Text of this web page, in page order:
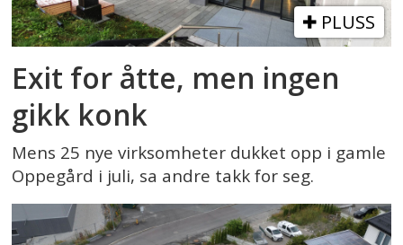
PLUSS
Exit for åtte, men ingen
gikk konk
Mens 25 nye virksomheter dukket opp i gamle
Oppegård i juli, sa andre takk for seg.